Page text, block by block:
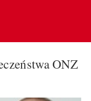
ONZ